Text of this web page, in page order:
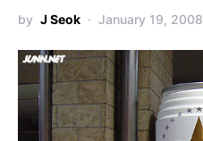
by J Seok January 19, 2008